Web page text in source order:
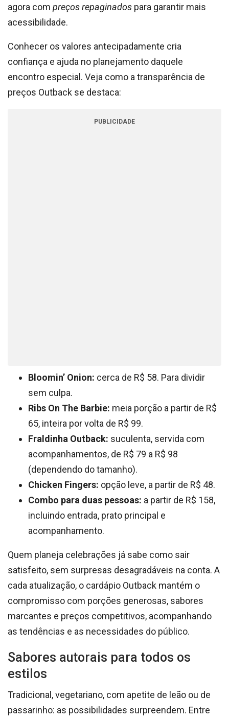
agora com preços repaginados para garantir mais
acessibilidade.
Conhecer os valores antecipadamente cria
confiança e ajuda no planejamento daquele
encontro especial. Veja como a transparência de
preços Outback se destaca:
PUBLICIDADE
Bloomin’ Onion: cerca de R$ 58. Para dividir
sem culpa.
Ribs On The Barbie: meia porção a partir de R$
65, inteira por volta de R$ 99.
Fraldinha Outback: suculenta, servida com
acompanhamentos, de R$ 79 a R$ 98
(dependendo do tamanho).
Chicken Fingers: opção leve, a partir de R$ 48.
Combo para duas pessoas: a partir de R$ 158,
incluindo entrada, prato principal e
acompanhamento.
Quem planeja celebrações já sabe como sair
satisfeito, sem surpresas desagradáveis na conta. A
cada atualização, o cardápio Outback mantém o
compromisso com porções generosas, sabores
marcantes e preços competitivos, acompanhando
as tendências e as necessidades do público.
Sabores autorais para todos os
estilos
Tradicional, vegetariano, com apetite de leão ou de
passarinho: as possibilidades surpreendem. Entre